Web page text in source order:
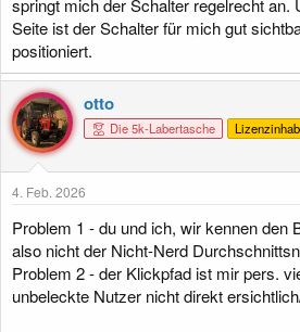
Seite ist der Schalter für mich gut
positioniert.
otto
Die 5k-Labertasche
4. Feb. 2026
Problem 1 - du und ich, wir kennen den
also nicht der Nicht-Nerd
Problem 2 - der Klickpfad ist mir pers.
unbeleckte Nutzer nicht direkt